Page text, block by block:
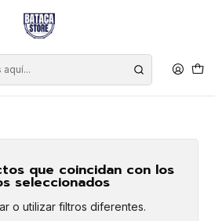
Marcas
que coincidan con los
seleccionados
o utilizar filtros diferentes.